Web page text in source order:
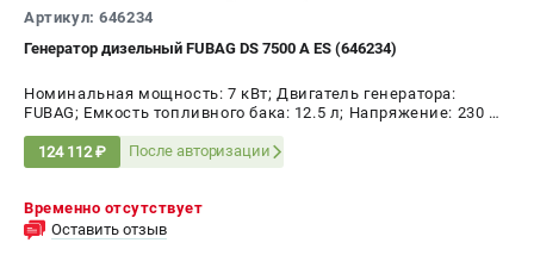
Артикул: 646234
Генератор дизельный FUBAG DS 7500 A ES (646234)
Номинальная мощность: 7 кВт; Двигатель генератора:
FUBAG; Емкость топливного бака: 12.5 л; Напряжение: 230 В;
124 112 ₽
После авторизации
Временно отсутствует
Оставить отзыв